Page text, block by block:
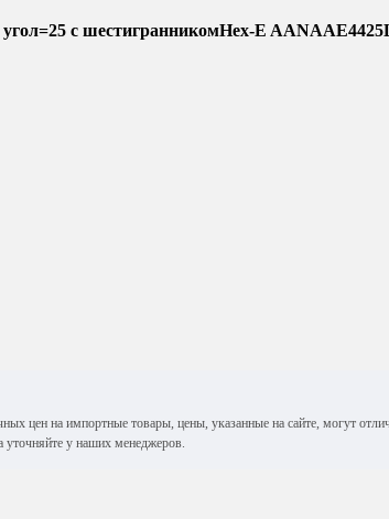
с шестигранникомHex-E
цен на импортные товары, цены, указанные на сайте, могут
уточняйте у наших менеджеров.